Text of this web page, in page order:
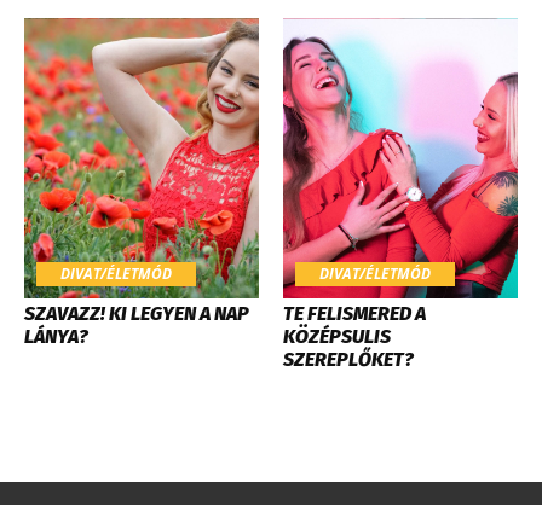
DIVAT/ÉLETMÓD
SZAVAZZ! KI LEGYEN A NAP
LÁNYA?
DIVAT/ÉLETMÓD
TE FELISMERED A
KÖZÉPSULIS
SZEREPLŐKET?